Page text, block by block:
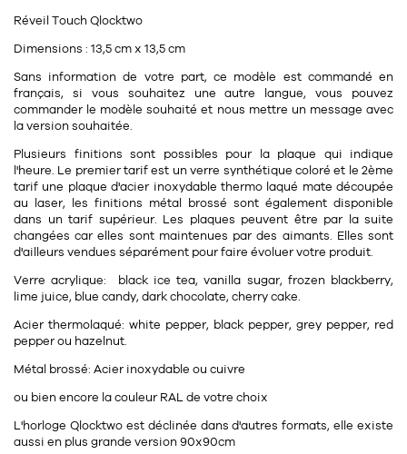
Poubelle
Divers
textile132
Créature
Plaid
Rideau de douche
Table basse
Table d'appoint
pour le bureau39
Chaises de bureau
Bureau
Meuble à clapets
pour la chambre
Commode
Toile enduite au mètre
sel et poivre14
divers25
objets ludiques
Travail d'artiste
1
Livre
Revue
Divers
1
Vases
Réveil Touch Qlocktwo
Dimensions : 13,5 cm x 13,5 cm
Sans information de votre part, ce modèle est commandé en
français, si vous souhaitez une autre langue, vous pouvez
commander le modèle souhaité et nous mettre un message avec
la version souhaitée.
Plusieurs finitions sont possibles pour la plaque qui indique
l'heure. Le premier tarif est un verre synthétique coloré et le 2ème
tarif une plaque d'acier inoxydable thermo laqué mate découpée
au laser, les finitions métal brossé sont également disponible
dans un tarif supérieur. Les plaques peuvent être par la suite
changées car elles sont maintenues par des aimants. Elles sont
d'ailleurs vendues séparément pour faire évoluer votre produit.
Verre acrylique: black ice tea, vanilla sugar, frozen blackberry,
lime juice, blue candy, dark chocolate, cherry cake.
Acier thermolaqué: white pepper, black pepper, grey pepper, red
pepper ou hazelnut.
Métal brossé: Acier inoxydable ou cuivre
ou bien encore la couleur RAL de votre choix
L'horloge Qlocktwo est déclinée dans d'autres formats, elle existe
aussi en plus grande version 90x90cm